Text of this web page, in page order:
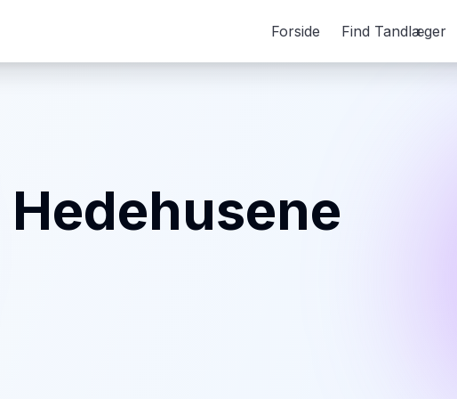
Forside Find Tandlæger